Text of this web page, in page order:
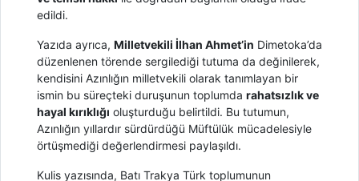
edildi.
Yazıda ayrıca, Milletvekili İlhan Ahmet’in Dimetoka’da
düzenlenen törende sergilediği tutuma da değinilerek,
kendisini Azınlığın milletvekili olarak tanımlayan bir
ismin bu süreçteki duruşunun toplumda rahatsızlık ve
hayal kırıklığı oluşturduğu belirtildi. Bu tutumun,
Azınlığın yıllardır sürdürdüğü Müftülük mücadelesiyle
örtüşmediği değerlendirmesi paylaşıldı.
Kulis yazısında, Batı Trakya Türk toplumunun